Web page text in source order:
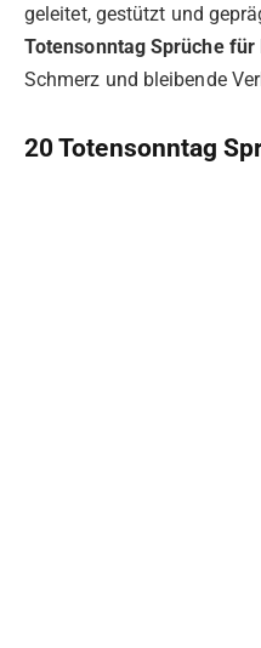
geleitet, gestützt und
Totensonntag Sprüche für
Schmerz und bleibende
20 Totensonntag